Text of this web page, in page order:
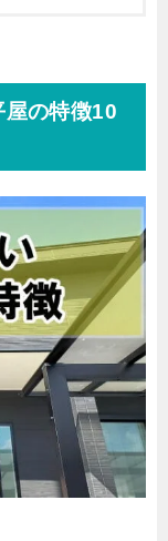
屋の特徴10